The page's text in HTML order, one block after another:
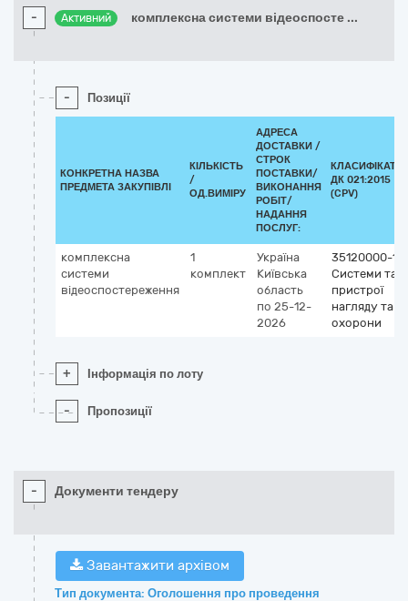
- Активний комплексна системи відеоспосте ...
- Позиції
КОНКРЕТНА НАЗВА
ПРЕДМЕТА ЗАКУПІВЛІ
КІЛЬКІСТЬ
/
ОД.ВИМІРУ
АДРЕСА
ДОСТАВКИ /
СТРОК
ПОСТАВКИ/
ВИКОНАННЯ
РОБІТ/
НАДАННЯ
ПОСЛУГ:
ДК 021:2015
(CPV)
комплексна
системи
відеоспостереження
1
комплект
Україна
Київська
область
по 25-12-
2026
35120000-1
Системи та
пристрої
нагляду та
охорони
+ Інформація по лоту
- Пропозиції
- Документи тендеру
Завантажити архівом
Тип документа: Оголошення про проведення